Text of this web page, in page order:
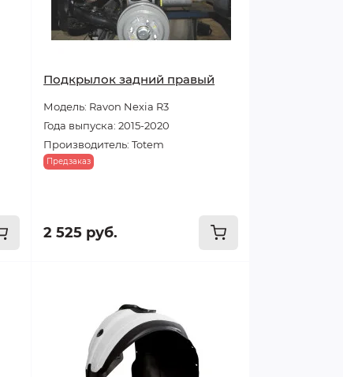
Подкрылок задний правый
Модель: Ravon Nexia R3
Года выпуска: 2015-2020
Производитель: Totem
Предзаказ
2 525 руб.